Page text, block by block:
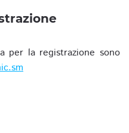
per la registrazione sono